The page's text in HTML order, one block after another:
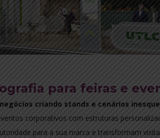
para feiras e
criando stands e cenários
corporativos com estruturas
para a sua marca e transformam